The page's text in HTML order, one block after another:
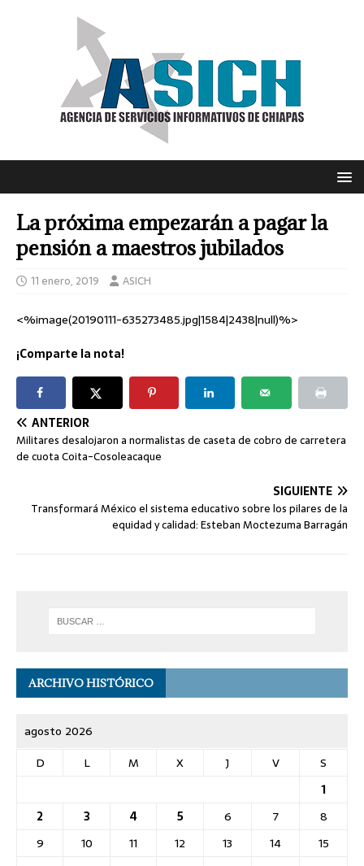
La próxima empezarán a pagar la
pensión a maestros jubilados
11 enero, 2019 ASICH
<%image(20190111-635273485.jpg|1584|2438|null)%>
¡Comparte la nota!
ANTERIOR
Militares desalojaron a normalistas de caseta de cobro de carretera
de cuota Coita-Cosoleacaque
SIGUIENTE
Transformará México el sistema educativo sobre los pilares de la
equidad y calidad: Esteban Moctezuma Barragán
ARCHIVO HISTÓRICO
agosto 2026
D
L M X J V
S
1
2
3 4 5 6 7
8
9
10 11 12 13 14
15